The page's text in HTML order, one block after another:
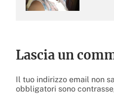
Lascia un
Il tuo indirizzo email non
obbligatori sono